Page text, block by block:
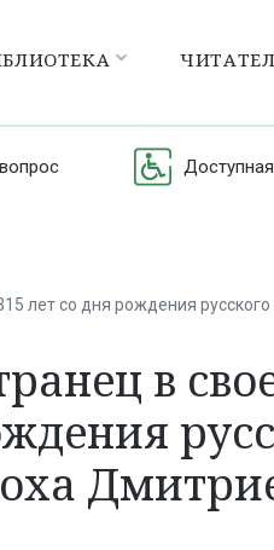
лет со дня рождения
в